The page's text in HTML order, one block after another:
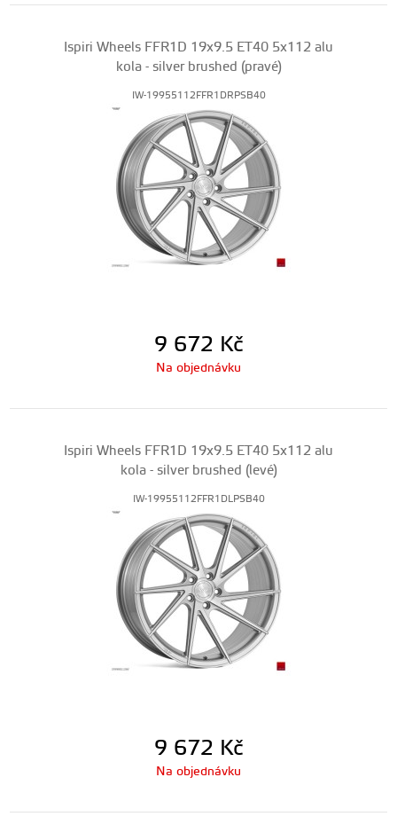
Ispiri Wheels FFR1D 19x9.5 ET40 5x112 alu
kola - silver brushed (pravé)
IW-19955112FFR1DRPSB40
9 672 Kč
Na objednávku
Ispiri Wheels FFR1D 19x9.5 ET40 5x112 alu
kola - silver brushed (levé)
IW-19955112FFR1DLPSB40
9 672 Kč
Na objednávku